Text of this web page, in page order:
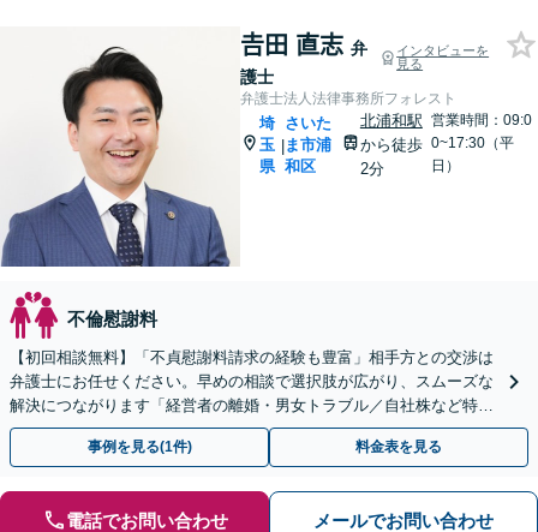
𠮷田 直志 弁
護士
インタビューを
見る
弁護士法人法律事務所フォレスト
埼
玉
県
|
さいた
ま市浦
和区
北浦和駅
から徒歩
2分
営業時間：09:0
0~17:30（平
日）
不倫慰謝料
【初回相談無料】「不貞慰謝料請求の経験も豊富」相手方との交渉は
弁護士にお任せください。早めの相談で選択肢が広がり、スムーズな
解決につながります「経営者の離婚・男女トラブル／自社株など特有
の問題にもきめ細やかにサポート」【夜間相談可】
事例を見る(1件) 料金表を見る
電話でお問い合わせ メールでお問い合わせ